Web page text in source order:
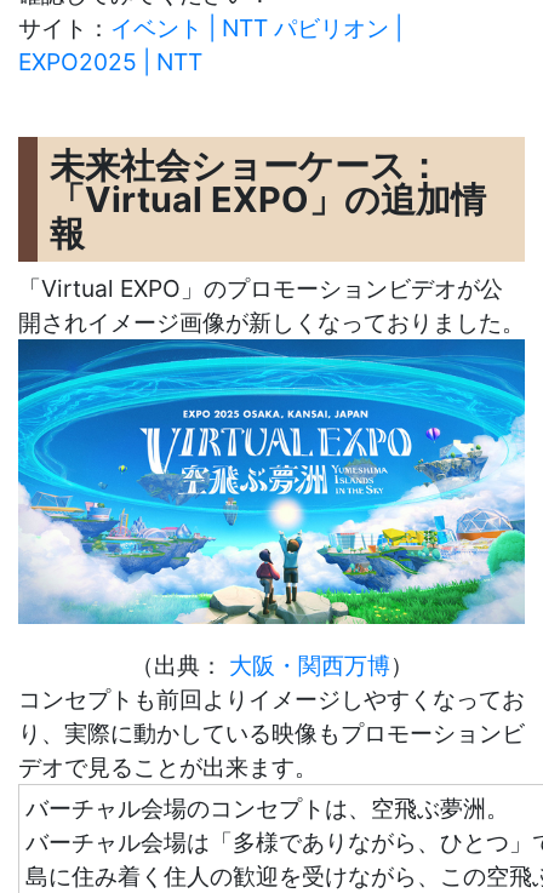
サイト： イベント | NTT パビリオン |
EXPO2025 | NTT
未来社会ショーケース：
「Virtual EXPO」の追加情
報
「Virtual EXPO」のプロモーションビデオが公
開されイメージ画像が新しくなっておりました。
（出典： 大阪・関西万博）
コンセプトも前回よりイメージしやすくなってお
り、実際に動かしている映像もプロモーションビ
デオで見ることが出来ます。
バーチャル会場のコンセプトは、空飛ぶ夢洲。
バーチャル会場は「多様でありながら、ひとつ
島に住み着く住人の歓迎を受けながら、この空